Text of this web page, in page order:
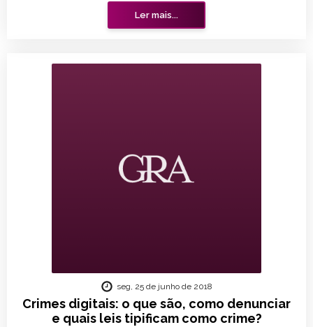
Ler mais...
Crimes digitais: o que são, como denunciar
e quais leis tipificam como crime?
seg, 25 de junho de 2018